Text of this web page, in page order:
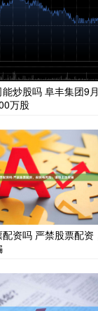
炒股吗 阜丰集团9
万股
配资吗 严禁股票配